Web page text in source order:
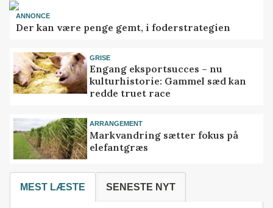
ANNONCE
Der kan være penge gemt, i foderstrategien
GRISE
Engang eksportsucces – nu
kulturhistorie: Gammel sæd kan
redde truet race
ARRANGEMENT
Markvandring sætter fokus på
elefantgræs
MEST LÆSTE SENESTE NYT